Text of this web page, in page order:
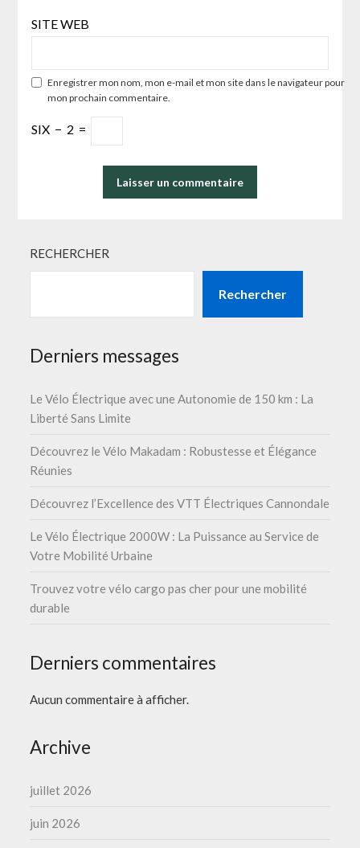
SITE WEB
Enregistrer mon nom, mon e-mail et mon site dans le navigateur pour
mon prochain commentaire.
SIX − 2 =
RECHERCHER
Rechercher
Derniers messages
Le Vélo Électrique avec une Autonomie de 150 km : La
Liberté Sans Limite
Découvrez le Vélo Makadam : Robustesse et Élégance
Réunies
Découvrez l’Excellence des VTT Électriques Cannondale
Le Vélo Électrique 2000W : La Puissance au Service de
Votre Mobilité Urbaine
Trouvez votre vélo cargo pas cher pour une mobilité
durable
Derniers commentaires
Aucun commentaire à afficher.
Archive
juillet 2026
juin 2026